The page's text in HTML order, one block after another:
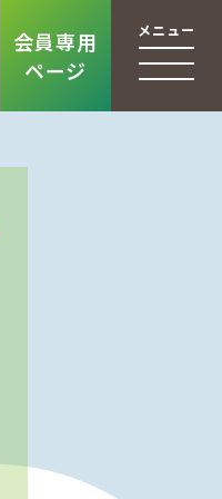
会員専用
ページ
メニュー